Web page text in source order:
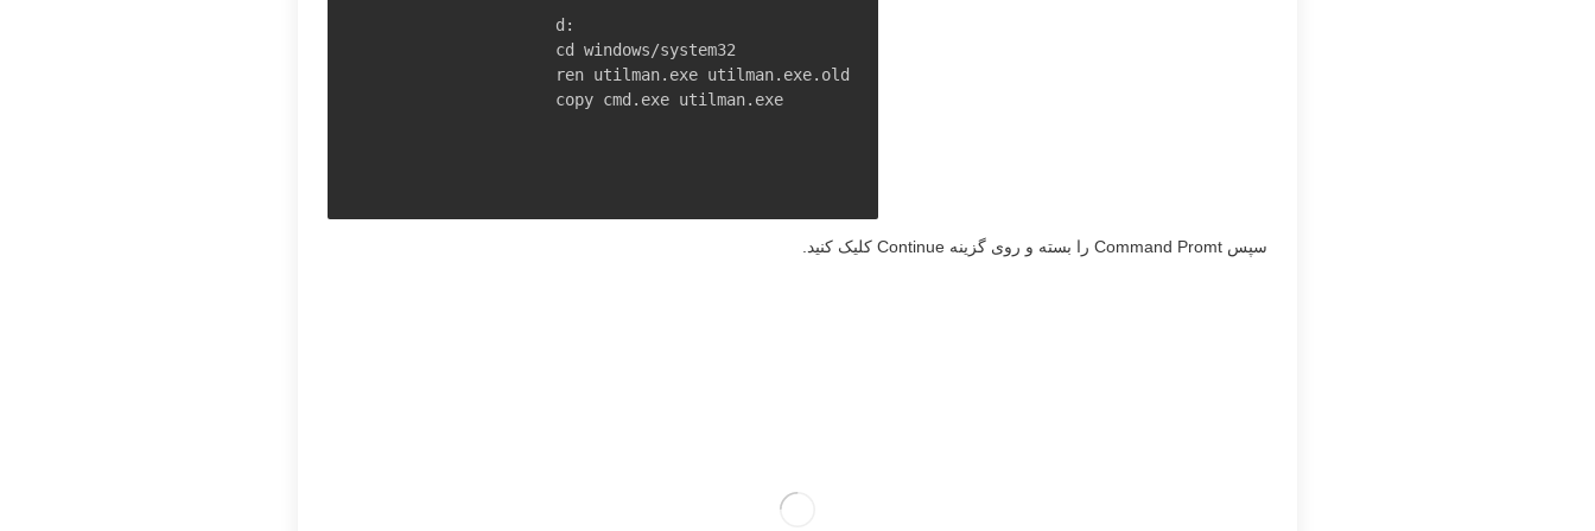
d:
cd windows/system32
ren utilman.exe utilman.exe.old
copy cmd.exe utilman.exe
سپس Command Promt را بسته و روی گزینه Continue کلیک کنید.